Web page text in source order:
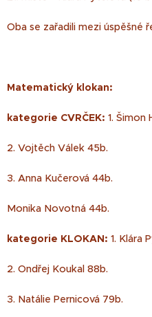
Oba se zařadili mezi úspěšné
Matematický klokan:
kategorie CVRČEK: 1. Šimon
2. Vojtěch Válek 45b.
3. Anna Kučerová 44b.
Monika Novotná 44b.
kategorie KLOKAN: 1. Klára
2. Ondřej Koukal 88b.
3. Natálie Pernicová 79b.